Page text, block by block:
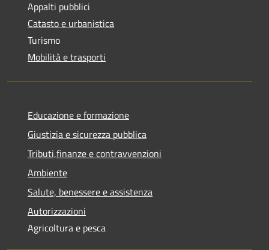
Appalti pubblici
Catasto e urbanistica
Turismo
Mobilità e trasporti
Educazione e formazione
Giustizia e sicurezza pubblica
Tributi,finanze e contravvenzioni
Ambiente
Salute, benessere e assistenza
Autorizzazioni
Agricoltura e pesca